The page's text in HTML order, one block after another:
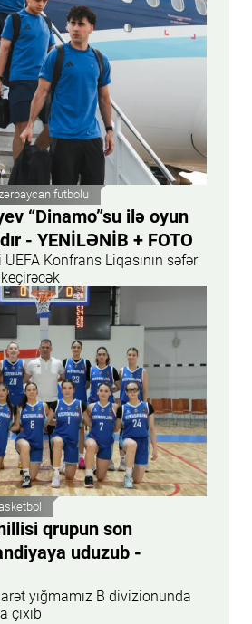
futbolu
“Dinamo”su ilə oyun
- YENİLƏNİB + FOTO
Konfrans Liqasının səfər
qrupun son
uduzub -
yığmamız B divizionunda
çıxıb